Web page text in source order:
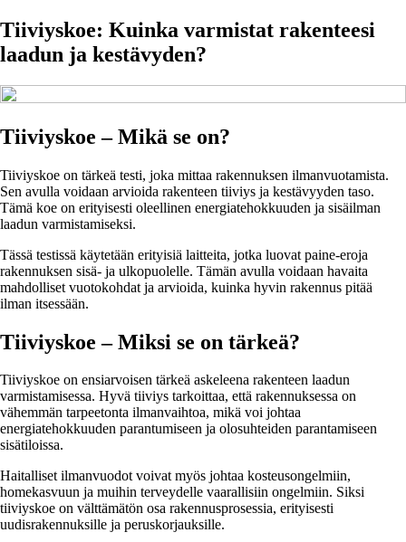
Tiiviyskoe: Kuinka varmistat rakenteesi
laadun ja kestävyden?
Tiiviyskoe – Mikä se on?
Tiiviyskoe on tärkeä testi, joka mittaa rakennuksen ilmanvuotamista.
Sen avulla voidaan arvioida rakenteen tiiviys ja kestävyyden taso.
Tämä koe on erityisesti oleellinen energiatehokkuuden ja sisäilman
laadun varmistamiseksi.
Tässä testissä käytetään erityisiä laitteita, jotka luovat paine-eroja
rakennuksen sisä- ja ulkopuolelle. Tämän avulla voidaan havaita
mahdolliset vuotokohdat ja arvioida, kuinka hyvin rakennus pitää
ilman itsessään.
Tiiviyskoe – Miksi se on tärkeä?
Tiiviyskoe on ensiarvoisen tärkeä askeleena rakenteen laadun
varmistamisessa. Hyvä tiiviys tarkoittaa, että rakennuksessa on
vähemmän tarpeetonta ilmanvaihtoa, mikä voi johtaa
energiatehokkuuden parantumiseen ja olosuhteiden parantamiseen
sisätiloissa.
Haitalliset ilmanvuodot voivat myös johtaa kosteusongelmiin,
homekasvuun ja muihin terveydelle vaarallisiin ongelmiin. Siksi
tiiviyskoe on välttämätön osa rakennusprosessia, erityisesti
uudisrakennuksille ja peruskorjauksille.